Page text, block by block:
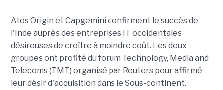
Atos Origin et Capgemini confirment le succès de
l'Inde auprès des entreprises IT occidentales
désireuses de croître à moindre coût. Les deux
groupes ont profité du forum Technology, Media and
Telecoms (TMT) organisé par Reuters pour affirmé
leur désir d'acquisition dans le Sous-continent.